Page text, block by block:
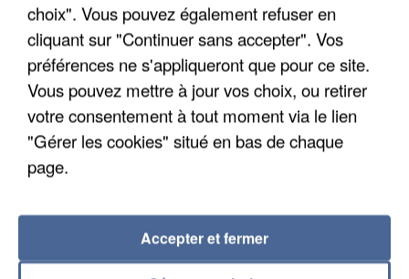
APRÈS TOUTES CES CANICULES, LES REFUGES
DE FAUNE SAUVAGE SONT...
choix". Vous pouvez également refuser en
cliquant sur "Continuer sans accepter". Vos
préférences ne s'appliqueront que pour ce site.
Vous pouvez mettre à jour vos choix, ou retirer
votre consentement à tout moment via le lien
"Gérer les cookies" situé en bas de chaque
page.
Accepter et fermer